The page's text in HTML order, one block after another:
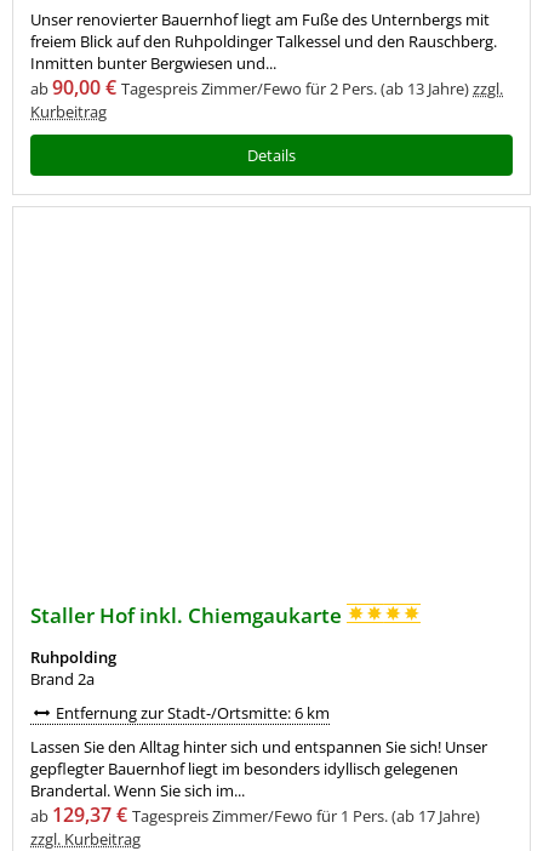
Unser renovierter Bauernhof liegt am Fuße des Unternbergs mit
freiem Blick auf den Ruhpoldinger Talkessel und den Rauschberg.
Inmitten bunter Bergwiesen und...
ab90,00 € Tagespreis Zimmer/Fewo für 2 Pers. (ab 13 Jahre)zzgl.
Kurbeitrag
Details
Staller Hof inkl. Chiemgaukarte
Ruhpolding
Brand 2a
Entfernung zur Stadt-/Ortsmitte: 6 km
Lassen Sie den Alltag hinter sich und entspannen Sie sich! Unser
gepflegter Bauernhof liegt im besonders idyllisch gelegenen
Brandertal. Wenn Sie sich im...
ab 129,37 € Tagespreis Zimmer/Fewo für 1 Pers. (ab 17 Jahre)
zzgl. Kurbeitrag